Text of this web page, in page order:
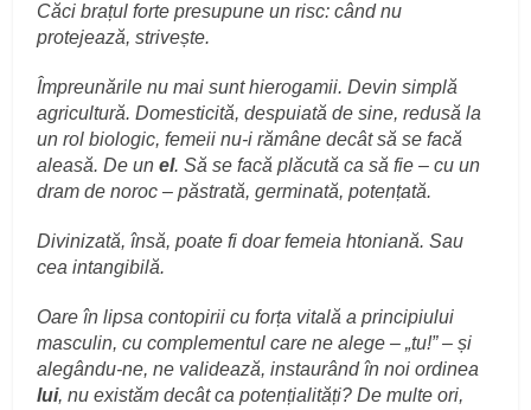
Căci brațul forte presupune un risc: când nu
protejează, strivește.
Împreunările nu mai sunt hierogamii. Devin simplă
agricultură. Domesticită, despuiată de sine, redusă la
un rol biologic, femeii nu-i rămâne decât să se facă
aleasă. De unel. Să se facă plăcută ca să fie – cu un
dram de noroc – păstrată, germinată, potențată.
Divinizată, însă, poate fi doar femeia htoniană. Sau
cea intangibilă.
Oare în lipsa contopirii cu forța vitală a principiului
masculin, cu complementul care ne alege – „tu!” – și
alegându-ne, ne validează, instaurând în noi ordinea
lui, nu existăm decât ca potențialități? De multe ori,